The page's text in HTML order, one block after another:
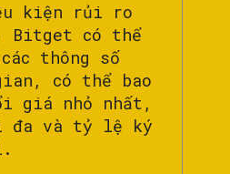
kiện rủi ro
Bitget có thể
thông số
có thể bao
giá nhỏ nhất,
đa và tỷ lệ ký